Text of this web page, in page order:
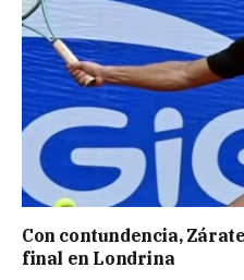
Con contundencia,
final en Londrina